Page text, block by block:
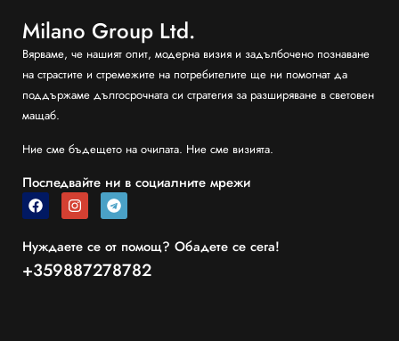
Milano Group Ltd.
Вярваме, че нашият опит, модерна визия и задълбочено познаване
на страстите и стремежите на потребителите ще ни помогнат да
поддържаме дългосрочната си стратегия за разширяване в световен
мащаб.
Ние сме бъдещето на очилата. Ние сме визията.
Последвайте ни в социалните мрежи
Нуждаете се от помощ? Обадете се сега!
+359887278782